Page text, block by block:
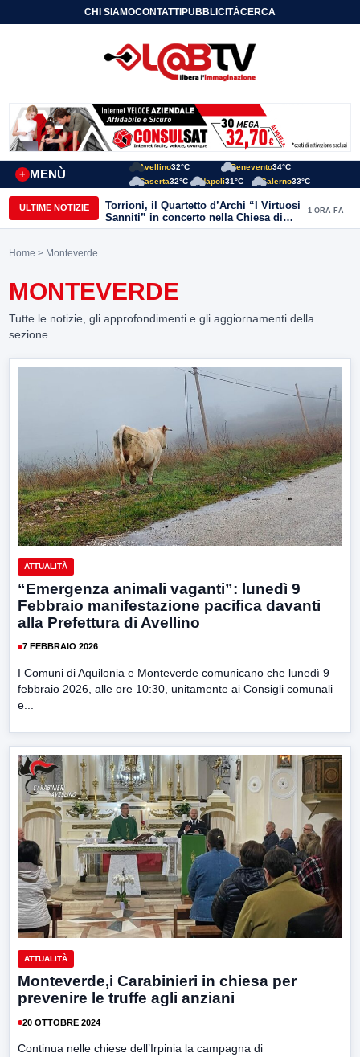
CHI SIAMOCONTATTIPUBBLICITÀCERCA
MENÙ
+
Avellino32°C Benevento34°C
Caserta32°C Napoli31°C Salerno33°C
ULTIME NOTIZIE
Torrioni, il Quartetto d’Archi “I Virtuosi
Sanniti” in concerto nella Chiesa di
San Michele Arcangelo
1 ORA FA
Home > Monteverde
MONTEVERDE
Tutte le notizie, gli approfondimenti e gli aggiornamenti della
sezione.
ATTUALITÀ
“Emergenza animali vaganti”: lunedì 9
Febbraio manifestazione pacifica davanti
alla Prefettura di Avellino
7 FEBBRAIO 2026
I Comuni di Aquilonia e Monteverde comunicano che lunedì 9
febbraio 2026, alle ore 10:30, unitamente ai Consigli comunali
e...
ATTUALITÀ
Monteverde,i Carabinieri in chiesa per
prevenire le truffe agli anziani
20 OTTOBRE 2024
Continua nelle chiese dell’Irpinia la campagna di